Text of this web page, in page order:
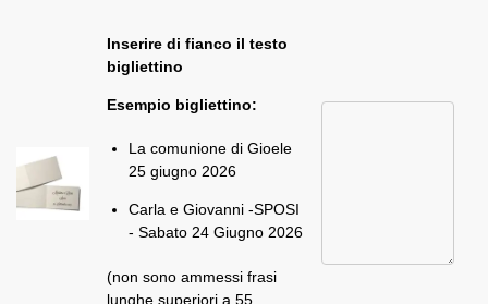
Inserire di fianco il testo
bigliettino
Esempio bigliettino:
La comunione di Gioele
25 giugno 2026
Carla e Giovanni -SPOSI
- Sabato 24 Giugno 2026
(non sono ammessi frasi
lunghe superiori a 55